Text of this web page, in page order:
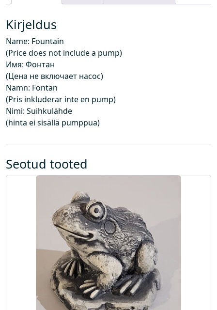
h
i
n
d
e
i
s
i
s
a
l
a
p
u
Kirjeldus
Name: Fountain
(Price does not include a pump)
Имя: Фонтан
(Цена не включает насос)
Namn: Fontän
(Pris inkluderar inte en pump)
Nimi: Suihkulähde
(hinta ei sisällä pumppua)
Seotud tooted